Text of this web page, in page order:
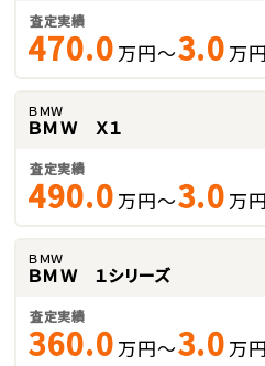
査定実績
470.0 万円～3.0 万円
ＢＭＷ
ＢＭＷ Ｘ１
査定実績
490.0 万円～3.0 万円
ＢＭＷ
ＢＭＷ １シリーズ
査定実績
360.0 万円～3.0 万円